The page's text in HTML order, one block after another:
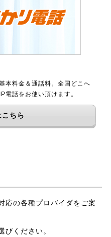
本料金＆通話料。全国どこへ
電話をお使い頂けます。
ちら
応の各種プロバイダをご案
びください。